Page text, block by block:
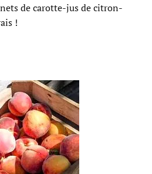
de carotte-jus de citron-
!